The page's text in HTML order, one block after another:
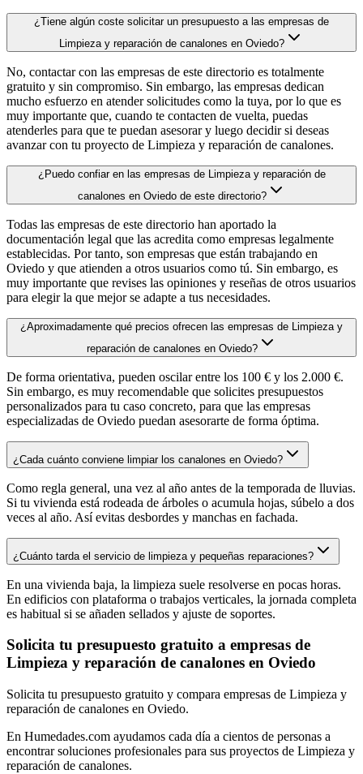
¿Tiene algún coste solicitar un presupuesto a las empresas de
Limpieza y reparación de canalones en Oviedo?
No, contactar con las empresas de este directorio es totalmente
gratuito y sin compromiso. Sin embargo, las empresas dedican
mucho esfuerzo en atender solicitudes como la tuya, por lo que es
muy importante que, cuando te contacten de vuelta, puedas
atenderles para que te puedan asesorar y luego decidir si deseas
avanzar con tu proyecto de Limpieza y reparación de canalones.
¿Puedo confiar en las empresas de Limpieza y reparación de
canalones en Oviedo de este directorio?
Todas las empresas de este directorio han aportado la
documentación legal que las acredita como empresas legalmente
establecidas. Por tanto, son empresas que están trabajando en
Oviedo y que atienden a otros usuarios como tú. Sin embargo, es
muy importante que revises las opiniones y reseñas de otros usuarios
para elegir la que mejor se adapte a tus necesidades.
¿Aproximadamente qué precios ofrecen las empresas de Limpieza y
reparación de canalones en Oviedo?
De forma orientativa, pueden oscilar entre los 100 € y los 2.000 €.
Sin embargo, es muy recomendable que solicites presupuestos
personalizados para tu caso concreto, para que las empresas
especializadas de Oviedo puedan asesorarte de forma óptima.
¿Cada cuánto conviene limpiar los canalones en Oviedo?
Como regla general, una vez al año antes de la temporada de lluvias.
Si tu vivienda está rodeada de árboles o acumula hojas, súbelo a dos
veces al año. Así evitas desbordes y manchas en fachada.
¿Cuánto tarda el servicio de limpieza y pequeñas reparaciones?
En una vivienda baja, la limpieza suele resolverse en pocas horas.
En edificios con plataforma o trabajos verticales, la jornada completa
es habitual si se añaden sellados y ajuste de soportes.
Solicita tu presupuesto gratuito a empresas de
Limpieza y reparación de canalones en Oviedo
Solicita tu presupuesto gratuito y compara empresas de Limpieza y
reparación de canalones en Oviedo.
En Humedades.com ayudamos cada día a cientos de personas a
encontrar soluciones profesionales para sus proyectos de Limpieza y
reparación de canalones.